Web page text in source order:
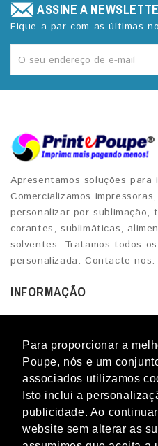
Para proporcionar a
Poupe, nós e um
associados utilizamos
Isto inclui a
publicidade. Ao
website sem alterar as
ASSINE A
Fique a par com as últimas
Apresentamos soluções para
Comercializamos
personalizar por sublimação,
corantes, sublimáticas,
solventes. Tratamos todos
personalizada. Contacte-nos.
INFORMAÇÃO
CONTACTOS
Blog Novidades